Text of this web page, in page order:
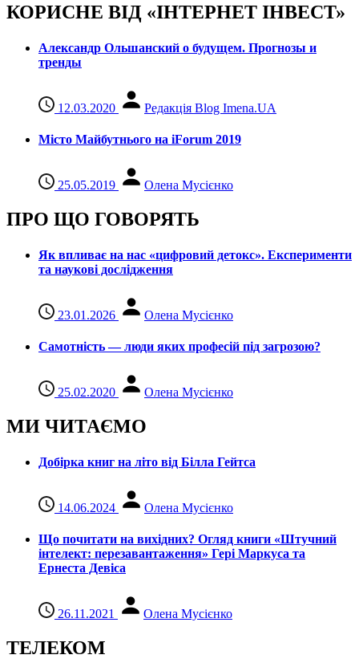
КОРИСНЕ ВІД «ІНТЕРНЕТ ІНВЕСТ»
Александр Ольшанский о будущем. Прогнозы и
тренды
12.03.2020 Редакція Blog Imena.UA
Місто Майбутнього на iForum 2019
25.05.2019 Олена Мусієнко
ПРО ЩО ГОВОРЯТЬ
Як впливає на нас «цифровий детокс». Експерименти
та наукові дослідження
23.01.2026 Олена Мусієнко
Самотність — люди яких професій під загрозою?
25.02.2020 Олена Мусієнко
МИ ЧИТАЄМО
Добірка книг на літо від Білла Гейтса
14.06.2024 Олена Мусієнко
Що почитати на вихідних? Огляд книги «Штучний
інтелект: перезавантаження» Гері Маркуса та
Ернеста Девіса
26.11.2021 Олена Мусієнко
ТЕЛЕКОМ